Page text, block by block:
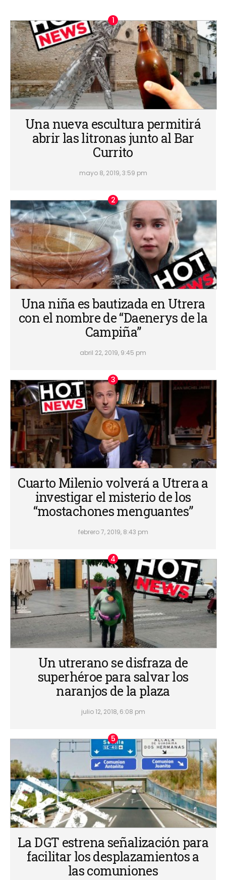
Una nueva escultura permitirá
abrir las litronas junto al Bar
Currito
mayo 8, 2019, 3:59 pm
Una niña es bautizada en Utrera
con el nombre de “Daenerys de la
Campiña”
abril 22, 2019, 9:45 pm
Cuarto Milenio volverá a Utrera a
investigar el misterio de los
“mostachones menguantes”
febrero 7, 2019, 8:43 pm
Un utrerano se disfraza de
superhéroe para salvar los
naranjos de la plaza
julio 12, 2018, 6:08 pm
La DGT estrena señalización para
facilitar los desplazamientos a
las comuniones